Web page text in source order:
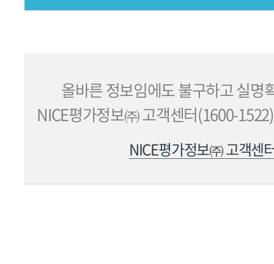
올바른 정보임에도 불구하고 실명
NICE평가정보㈜ 고객센터(1600-
NICE평가정보㈜ 고객센